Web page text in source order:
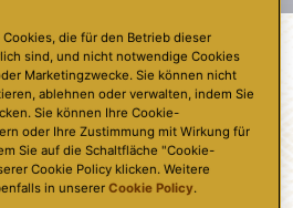
Rezepte
die für den Betrieb dieser
sind, und nicht notwendige Cookies
Marketingzwecke. Sie können nicht
ablehnen oder verwalten, indem Sie
Sie können Ihre Cookie-
oder Ihre Zustimmung mit Wirkung für
Sie auf die Schaltfläche "Cookie-
Cookie Policy klicken. Weitere
in unsererCookie Policy.